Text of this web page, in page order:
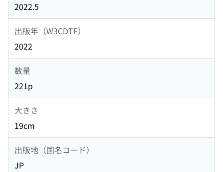
2022.5
出版年（W3CDTF）
2022
数量
221p
大きさ
19cm
出版地（国名コード）
JP